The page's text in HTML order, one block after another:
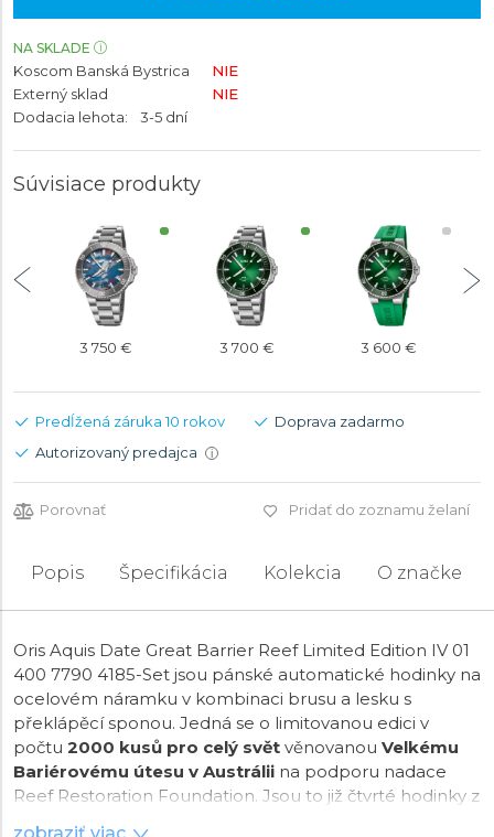
NA SKLADE
Koscom Banská Bystrica
NIE
Externý sklad
NIE
Dodacia lehota:
3-5 dní
Súvisiace produkty
3 750 € 3 700 € 3 600 €
Predĺžená záruka 10 rokov
Doprava zadarmo
Autorizovaný predajca
i
Porovnať Pridať do zoznamu želaní
Popis Špecifikácia Kolekcia O značke
Oris Aquis Date Great Barrier Reef Limited Edition IV 01
400 7790 4185-Set jsou pánské automatické hodinky na
ocelovém náramku v kombinaci brusu a lesku s
překlápěcí sponou. Jedná se o limitovanou edici v
počtu 2000 kusů pro celý svět věnovanou Velkému
Bariérovému útesu v Austrálii na podporu nadace
Reef Restoration Foundation. Jsou to již čtvrté hodinky z
limitované série Great Barrier Reef. Tyto hodinky jsou